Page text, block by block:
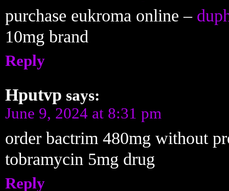
purchase eukroma online –
10mg brand
Reply
Hputvp says:
June 9, 2024 at 8:31 pm
order bactrim 480mg without
tobramycin 5mg drug
Reply